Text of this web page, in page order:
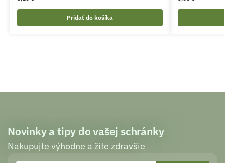
Pridať do košíka
Novinky a tipy do vašej schránky
Nakupujte výhodne a žite zdravšie